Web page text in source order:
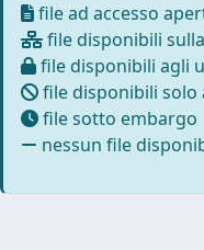
file ad accesso
file disponibili
file disponibili agli
file disponibili
file sotto embargo
nessun file